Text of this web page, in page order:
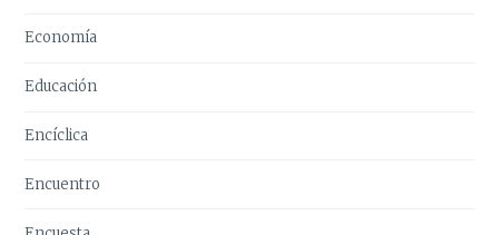
Economía
Educación
Encíclica
Encuentro